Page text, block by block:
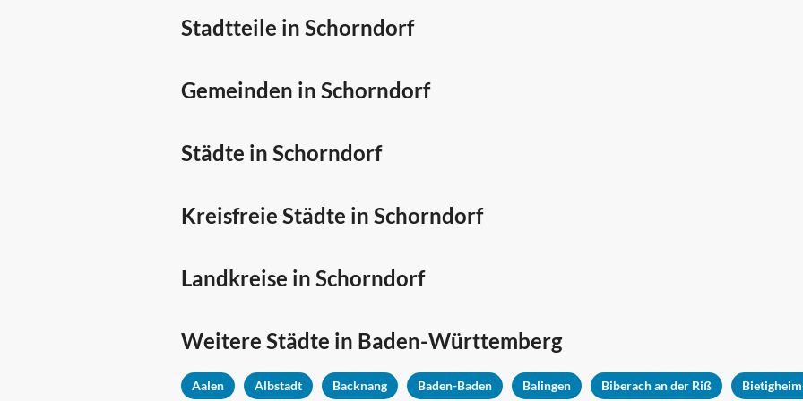
Stadtteile in Schorndorf
Gemeinden in Schorndorf
Städte in Schorndorf
Kreisfreie Städte in Schorndorf
Landkreise in Schorndorf
Weitere Städte in Baden-Württemberg
Aalen Albstadt Backnang Baden-Baden Balingen Biberach an der Riß